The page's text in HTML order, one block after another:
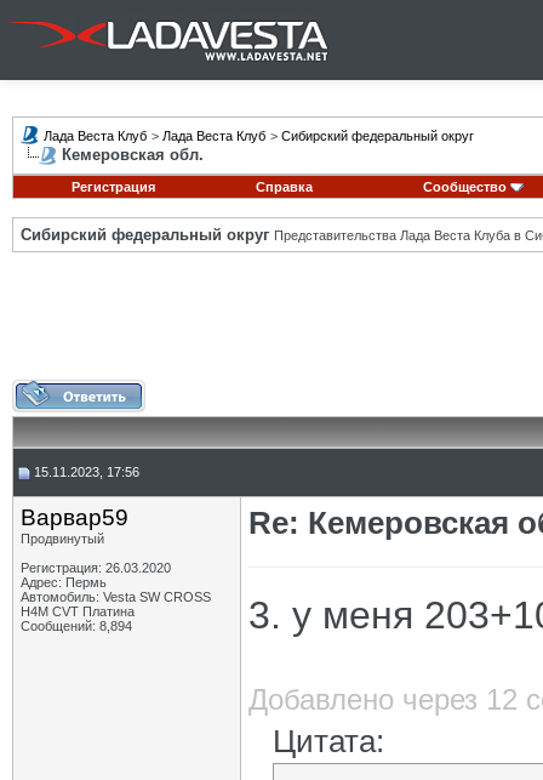
Лада Веста Клуб > Лада Веста Клуб > Сибирский федеральный округ
Кемеровская обл.
Регистрация Справка Сообщество
Сибирский федеральный округ Представительства Лада Веста Клуба в
15.11.2023, 17:56
Варвар59
Продвинутый
Регистрация: 26.03.2020
Адрес: Пермь
Автомобиль: Vesta SW CROSS
H4M CVT Платина
Сообщений: 8,894
Re: Кемеровская
3. у меня
Добавлено через 12
Цитата: